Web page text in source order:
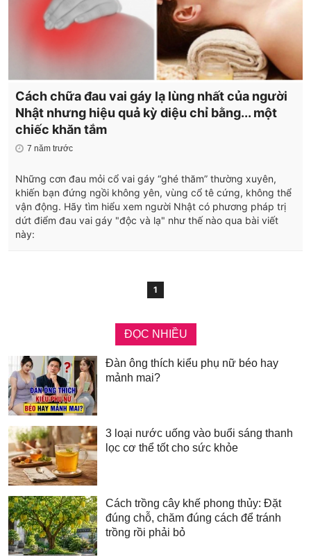
Cách chữa đau vai gáy lạ lùng nhất của người
Nhật nhưng hiệu quả kỳ diệu chỉ bằng... một
chiếc khăn tắm
7 năm trước
Những cơn đau mỏi cổ vai gáy “ghé thăm” thường xuyên,
khiến bạn đứng ngồi không yên, vùng cổ tê cứng, không thể
vận động. Hãy tìm hiểu xem người Nhật có phương pháp trị
dứt điểm đau vai gáy "độc và lạ" như thế nào qua bài viết
này:
1
ĐỌC NHIỀU
Đàn ông thích kiểu phụ nữ béo hay
mảnh mai?
3 loại nước uống vào buổi sáng thanh
lọc cơ thể tốt cho sức khỏe
Cách trồng cây khế phong thủy: Đặt
đúng chỗ, chăm đúng cách để tránh
trồng rồi phải bỏ